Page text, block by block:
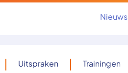
Nieuws
Uitspraken Trainingen